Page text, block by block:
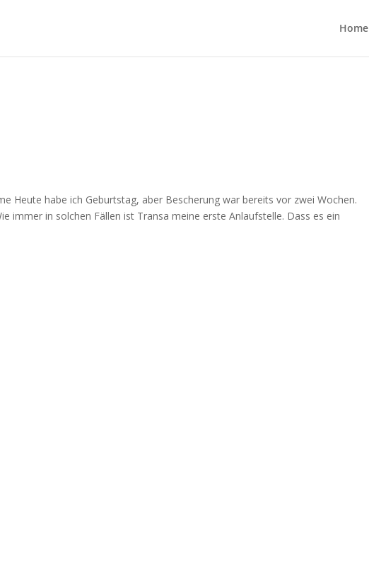
Home
Heute habe ich Geburtstag, aber Bescherung war bereits vor zwei Wochen.
immer in solchen Fällen ist Transa meine erste Anlaufstelle. Dass es ein